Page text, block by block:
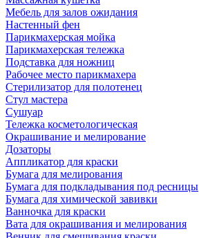
Мебель для залов ожидания
Настенный фен
Парикмахерская мойка
Парикмахерская тележка
Подставка для ножниц
Рабочее место парикмахера
Стерилизатор для полотенец
Стул мастера
Сушуар
Тележка косметологическая
Окрашивание и мелирование
Дозаторы
Аппликатор для краски
Бумага для мелирования
Бумага для подкладывания под ресницы
Бумага для химической завивки
Ванночка для краски
Вата для окрашивания и мелирования